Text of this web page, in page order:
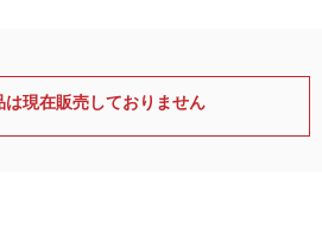
は現在販売しておりません